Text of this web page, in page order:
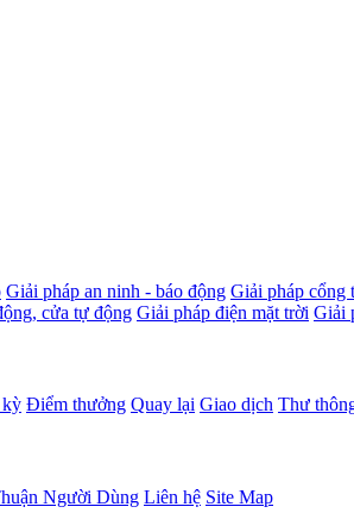
Giải pháp an ninh - báo động Giải pháp cổng
cửa tự động Giải pháp điện mặt trời Giải
kỳ Điểm thưởng Quay lại Giao dịch Thư
Người Dùng Liên hệ Site Map